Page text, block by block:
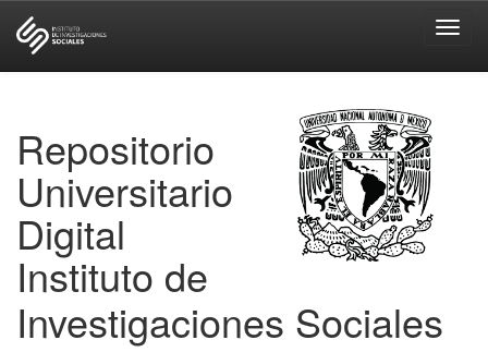
Repositorio
Universitario
Digital
Instituto de
Investigaciones Sociales